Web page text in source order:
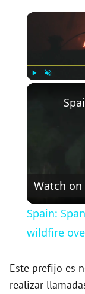
Watch on
Spain:
wildfire
Este prefijo es
realizar